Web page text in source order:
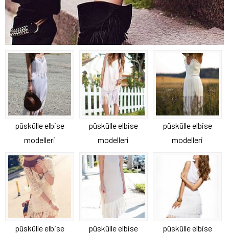
püskülle elbise
modelleri
püskülle elbise
modelleri
püskülle elbise
modelleri
püskülle elbise
püskülle elbise
püskülle elbise